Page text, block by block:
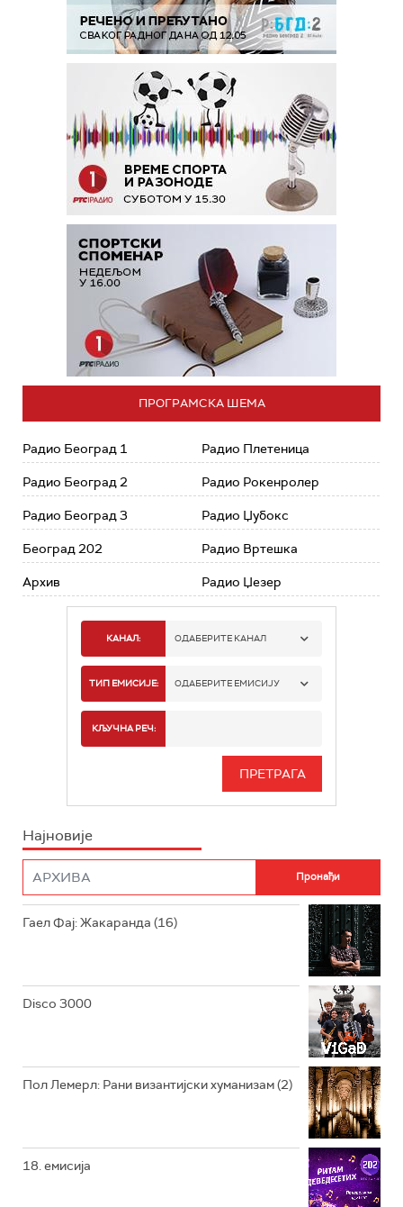
ПРОГРАМСКА ШЕМА
Радио Београд 1
Радио Београд 2
Радио Београд 3
Београд 202
Архив
Радио Плетеница
Радио Рокенролер
Радио Џубокс
Радио Вртешка
Радио Џезер
КАНАЛ: ОДАБЕРИТЕ КАНАЛ
РАДИО БЕОГРАД 1
РАДИО БЕОГРАД 3
РАДИО РОКЕНРОЛЕР
РАДИО ЏЕЗЕР
ТИП ЕМИСИЈЕ: ОДАБЕРИТЕ ЕМИСИЈУ
ИНФО
КЉУЧНА РЕЧ:
Најновије
Гаел Фај: Жакаранда (16)
Disco 3000
Пол Лемерл: Рани византијски хуманизам (2)
18. емисија